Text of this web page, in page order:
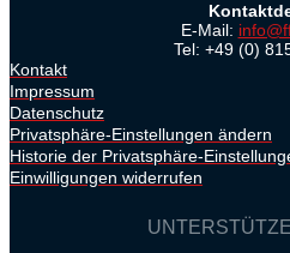
E-Mail:
Tel: +49 (0)
Kontakt
Impressum
Datenschutz
Privatsphäre-Einstellungen ändern
Historie der Privatsphäre-
Einwilligungen widerrufen